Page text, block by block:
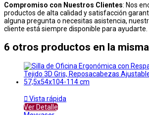
Compromiso con Nuestros Clientes: Nos
productos de alta calidad y satisfacción
alguna pregunta o necesitas asistencia,
cliente está siempre disponible para ayudarte.
6 otros productos en la
 Vista rápida
Ver Detalle